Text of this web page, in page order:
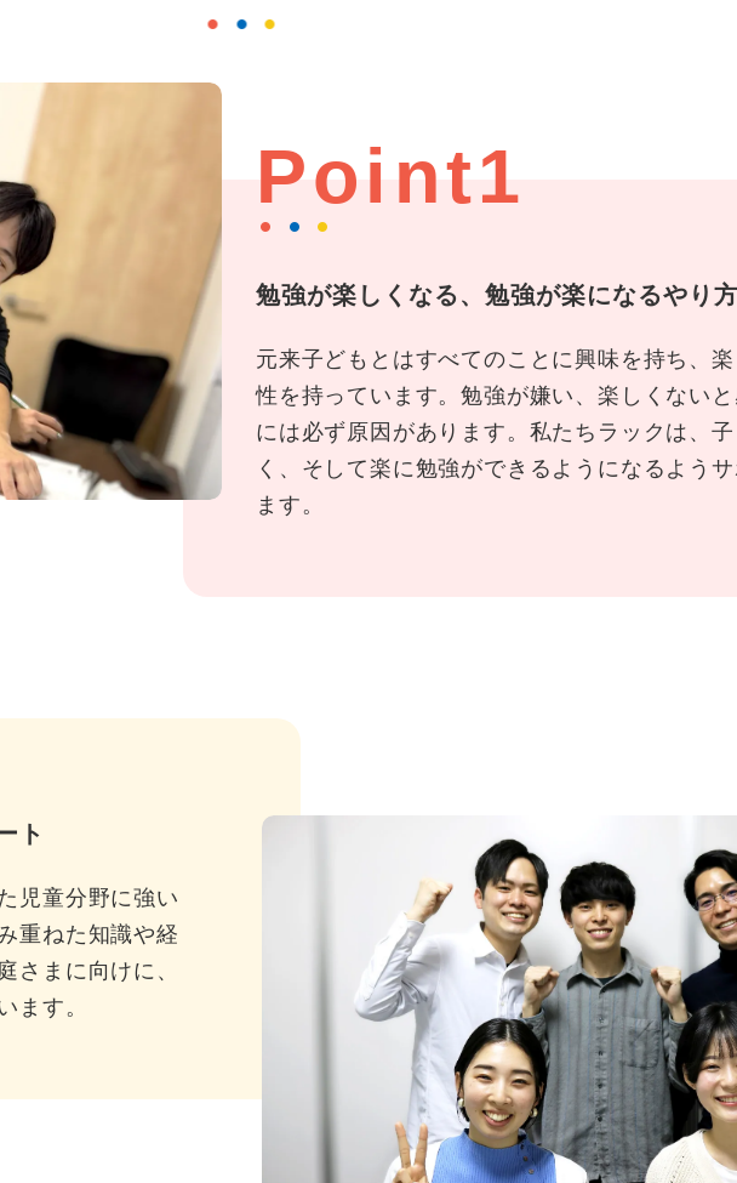
Point1
勉強が楽しくなる、勉強が楽になるやり
元来子どもとはすべてのことに興味を持ち、
性を持っています。勉強が嫌い、楽しくない
には必ず原因があります。私たちラックは、
く、そして楽に勉強ができるようになるよう
ます。
ト
児童分野に強い
重ねた知識や経
さまに向けに、
ます。